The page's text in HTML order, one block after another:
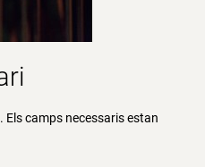
Els camps necessaris estan